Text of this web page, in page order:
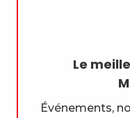
Le
Événements,